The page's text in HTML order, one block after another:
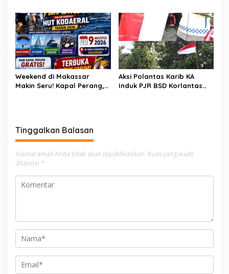
Hutan, Jaga Kehidupan
Bibit-Bibit Juara
Weekend di Makassar
Makin Seru! Kapal Perang,
Aksi Polantas Karib KA
Induk PJR BSD Korlantas
Tinggalkan Balasan
Alamat email Anda tidak akan dipublikasikan. Ruas yang wajib
ditandai *